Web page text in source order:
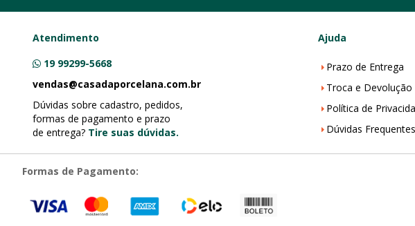
Atendimento
19 99299-5668
vendas@casadaporcelana.com.br
Dúvidas sobre cadastro, pedidos,
formas de pagamento e prazo
de entrega? Tire suas dúvidas.
Ajuda
Prazo de Entrega
Troca e Devolução
Política de
Dúvidas Frequentes
Formas de Pagamento: